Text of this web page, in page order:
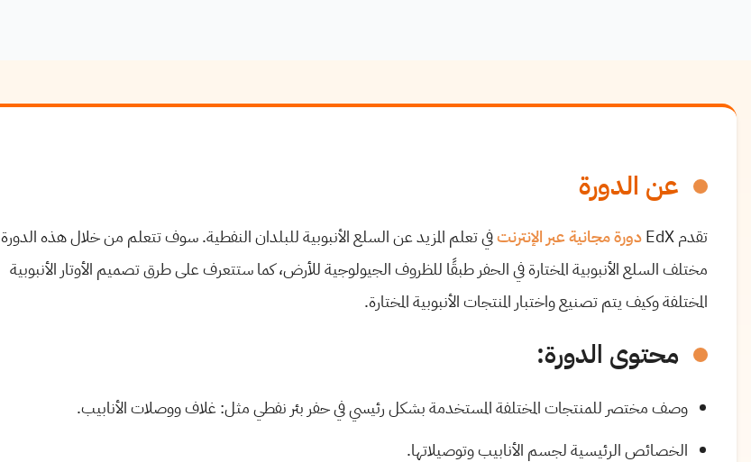
عن الدورة
تقدم EdX دورة مجانية عبر الإنترنتفي تعلم المزيد عن السلع الأنبوبية للبلدان النفطية. سوف تتعلم من خلال هذه الدورة
مختلف السلع الأنبوبية المختارة في الحفر طبقًا للظروف الجيولوجية للأرض، كما ستتعرف على طرق تصميم الأوتار الأنبوبية
المختلفة وكيف يتم تصنيع واختبار المنتجات الأنبوبية المختارة.
محتوى الدورة:
وصف مختصر للمنتجات المختلفة المستخدمة بشكل رئيسي في حفر بئر نفطي مثل: غلاف ووصلات الأنابيب.
الخصائص الرئيسية لجسم الأنابيب وتوصيلاتها.